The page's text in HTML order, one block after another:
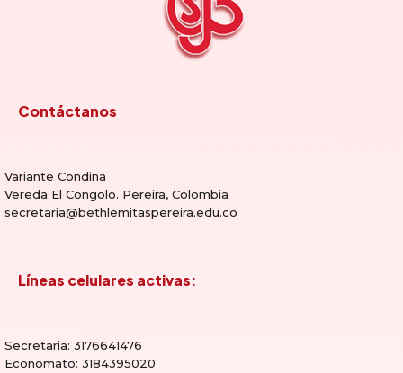
Contáctanos
Variante Condina
Vereda El Congolo. Pereira, Colombia
secretaria@bethlemitaspereira.edu.co
Líneas celulares activas:
Secretaria: 3176641476
Economato: 3184395020